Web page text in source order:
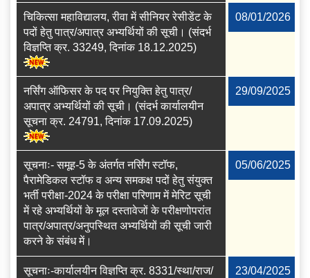
चिकित्सा महाविद्यालय, रीवा में सीनियर रेसीडेंट के
पदों हेतु पात्र/अपात्र अभ्‍यर्थियों की सूची। (संदर्भ
विज्ञप्ति क्र. 33249, दिनांक 18.12.2025)
08/01/2026
नर्सिंग ऑफिसर के पद पर नियुक्ति हेतु पात्र/
अपात्र अभ्‍यर्थियों की सूची। (संदर्भ कार्यालयीन
सूचना क्र. 24791, दिनांक 17.09.2025)
29/09/2025
सूचनाः- समूह-5 के अंतर्गत नर्सिंग स्टॉफ,
पैरामेडिकल स्टॉफ व अन्य समकक्ष पदों हेतु संयुक्त
भर्ती परीक्षा-2024 के परीक्षा परिणाम में मेरिट सूची
में रहे अभ्‍यर्थियों के मूल दस्‍तावेजों के परीक्षणोपरांत
पात्र/अपात्र/अनुपस्थित अभ्यर्थियों की सूची जारी
करने के संबंध में।
05/06/2025
सूचनाः-कार्यालयीन विज्ञप्ति क्र. 8331/स्था/राज/
23/04/2025